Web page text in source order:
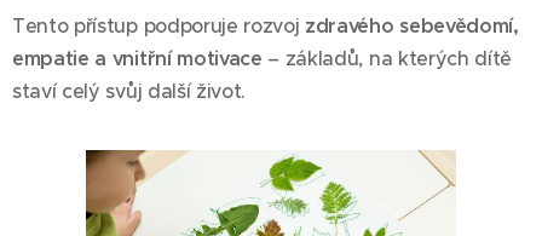
Tento přístup podporuje rozvoj zdravého sebevědomí,
empatie a vnitřní motivace – základů, na kterých dítě
staví celý svůj další život.